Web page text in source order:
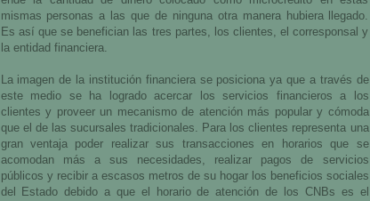
mismas personas a las que de ninguna otra manera hubiera llegado.
Es así que se benefician las tres partes, los clientes, el corresponsal y
la entidad financiera.
La imagen de la institución financiera se posiciona ya que a través de
este medio se ha logrado acercar los servicios financieros a los
clientes y proveer un mecanismo de atención más popular y cómoda
que el de las sucursales tradicionales. Para los clientes representa una
gran ventaja poder realizar sus transacciones en horarios que se
acomodan más a sus necesidades, realizar pagos de servicios
públicos y recibir a escasos metros de su hogar los beneficios sociales
del Estado debido a que el horario de atención de los CNBs es el